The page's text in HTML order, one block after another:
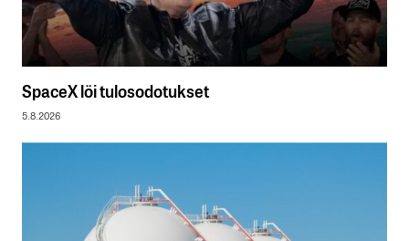
SpaceX löi tulosodotukset
5.8.2026